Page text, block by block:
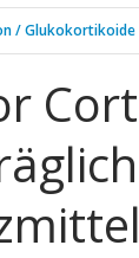
/ Glukokortikoide